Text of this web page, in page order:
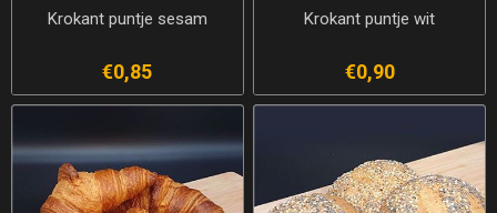
Krokant puntje sesam
€0,85
Krokant puntje wit
€0,90